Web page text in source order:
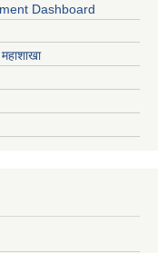
Dashboard